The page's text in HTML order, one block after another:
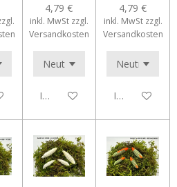
4,79 €
inkl. MwSt zzgl.
Versandkosten
In den Warenkorb
4,79 €
inkl. MwSt zzgl.
Versandkosten
In den